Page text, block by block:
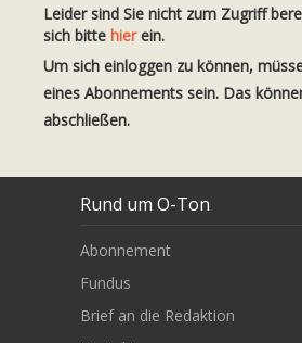
Leider sind Sie nicht zum Zugriff
sich bitte hierein.
Um sich einloggen zu können,
eines Abonnements sein. Das
abschließen.
Rund um O-Ton
Abonnement
Fundus
Brief an die Redaktion